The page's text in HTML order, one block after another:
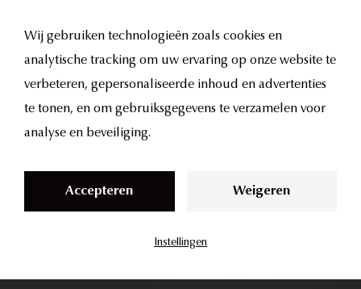
n
Wij gebruiken technologieën zoals cookies en
analytische tracking om uw ervaring op onze website te
verbeteren, gepersonaliseerde inhoud en advertenties
te tonen, en om gebruiksgegevens te verzamelen voor
analyse en beveiliging.
Accepteren Weigeren
Instellingen